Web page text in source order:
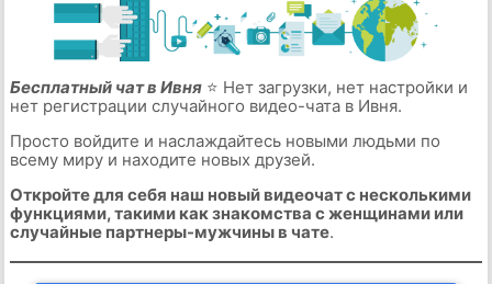
Бесплатный чат в Ивня⭐ Нет загрузки, нет настройки и
нет регистрации случайного видео-чата в Ивня.
Просто войдите и наслаждайтесь новыми людьми по
всему миру и находите новых друзей.
Откройте для себя наш новый видеочат с несколькими
функциями, такими как знакомства с женщинами или
случайные партнеры-мужчины в чате.